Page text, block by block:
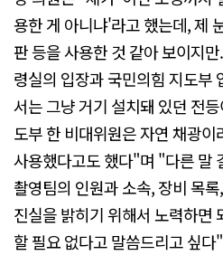
용한 게 아니냐'라고 했는데, 제
판 등을 사용한 것 같아 보이지
령실의 입장과 국민의힘 지도부
서는 그냥 거기 설치돼 있던 전
도부 한 비대위원은 자연 채광
사용했다고도 했다"며 "다른 말
촬영팀의 인원과 소속, 장비 목
진실을 밝히기 위해서 노력하면
할 필요 없다고 말씀드리고 싶